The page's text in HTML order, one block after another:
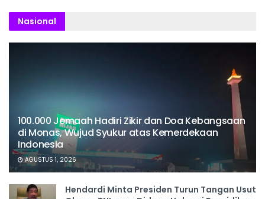
Nasional
100.000 Jemaah Hadiri Zikir dan Doa Kebangsaan
di Monas, Wujud Syukur atas Kemerdekaan
Indonesia
AGUSTUS 1, 2026
Hendardi Minta Presiden Turun Tangan Usut